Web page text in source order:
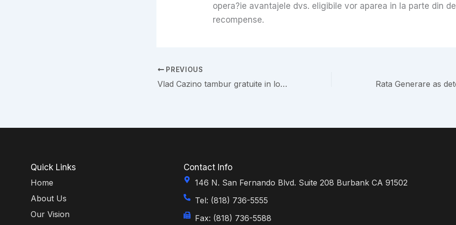
opera?ie avantajele dvs. eligibile vor aparea in la parte din de
recompense.
PREVIOUS
Vlad Cazino tambur gratuite in loc de depunere � ce joci?
Quick Links
Home
About Us
Our Vision
Contact Info
146 N. San Fernando Blvd. Suite 208 Burbank CA 91502
Tel: (818) 736-5555
Fax: (818) 736-5588